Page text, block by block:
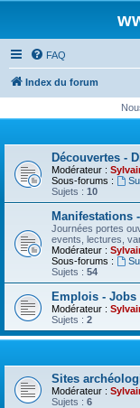
FAQ
Index du forum
Découvertes -
Modérateur :
Sous-forums :
Sujets : 10
Manifestations
Journées portes
events, lectures,
Modérateur :
Sous-forums :
Sujets : 54
Emplois - Jobs
Modérateur :
Sujets : 2
Sites
Modérateur :
Sujets : 6